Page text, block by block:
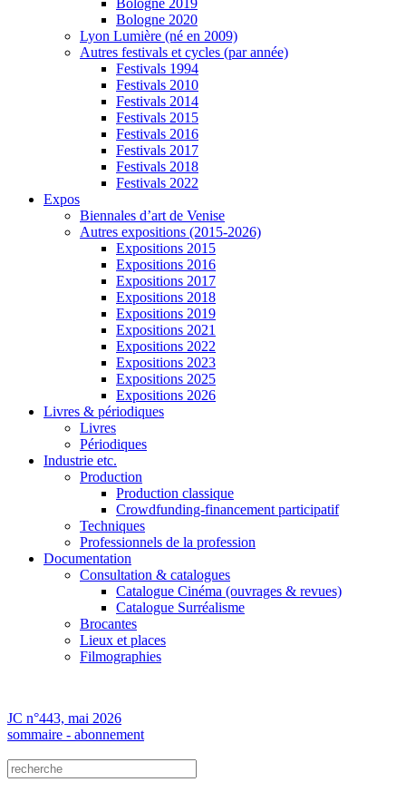
Bologne 2019
Bologne 2020
Lyon Lumière (né en 2009)
Autres festivals et cycles (par année)
Festivals 1994
Festivals 2010
Festivals 2014
Festivals 2015
Festivals 2016
Festivals 2017
Festivals 2018
Festivals 2022
Expos
Biennales d’art de Venise
Autres expositions (2015-2026)
Expositions 2015
Expositions 2016
Expositions 2017
Expositions 2018
Expositions 2019
Expositions 2021
Expositions 2022
Expositions 2023
Expositions 2025
Expositions 2026
Livres & périodiques
Livres
Périodiques
Industrie etc.
Production
Production classique
Crowdfunding-financement participatif
Techniques
Professionnels de la profession
Documentation
Consultation & catalogues
Catalogue Cinéma (ouvrages & revues)
Catalogue Surréalisme
Brocantes
Lieux et places
Filmographies
JC n°443, mai 2026
sommaire - abonnement